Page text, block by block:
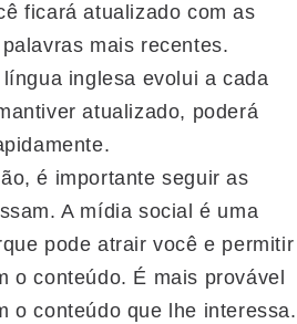
ficará atualizado com as
mais recentes.
inglesa evolui a cada
atualizado, poderá
é importante seguir as
A mídia social é uma
pode atrair você e permitir
o conteúdo. É mais provável
o conteúdo que lhe interessa.